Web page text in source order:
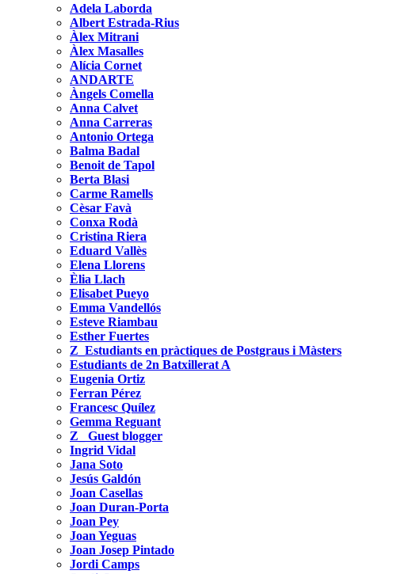
Adela Laborda
Albert Estrada-Rius
Àlex Mitrani
Àlex Masalles
Alícia Cornet
ANDARTE
Àngels Comella
Anna Calvet
Anna Carreras
Antonio Ortega
Balma Badal
Benoit de Tapol
Berta Blasi
Carme Ramells
Cèsar Favà
Conxa Rodà
Cristina Riera
Eduard Vallès
Elena Llorens
Èlia Llach
Elisabet Pueyo
Emma Vandellós
Esteve Riambau
Esther Fuertes
Z_Estudiants en pràctiques de Postgraus i Màsters
Estudiants de 2n Batxillerat A
Eugenia Ortiz
Ferran Pérez
Francesc Quílez
Gemma Reguant
Z_ Guest blogger
Ingrid Vidal
Jana Soto
Jesús Galdón
Joan Casellas
Joan Duran-Porta
Joan Pey
Joan Yeguas
Joan Josep Pintado
Jordi Camps